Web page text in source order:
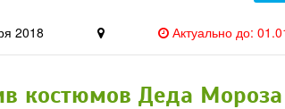
2018 Актуально до:
костюмов Деда Мороза